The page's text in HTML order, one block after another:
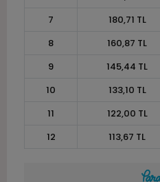
7
180,71 TL
8
160,87 TL
9
145,44 TL
10
133,10 TL
11
122,00 TL
12
113,67 TL